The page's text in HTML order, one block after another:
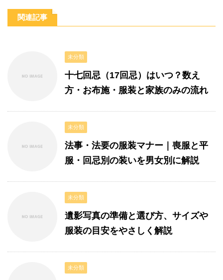
関連記事
未分類
十七回忌（17回忌）はいつ？数え
方・お布施・服装と家族のみの流れ
未分類
法事・法要の服装マナー｜喪服と平
服・回忌別の装いを男女別に解説
未分類
遺影写真の準備と選び方、サイズや
服装の目安をやさしく解説
未分類